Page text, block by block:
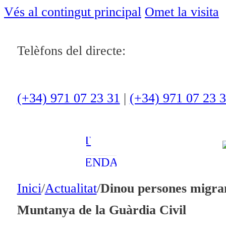
Vés al contingut principal Omet la visita
Telèfons del directe:
(+34) 971 07 23 31 | (+34) 971 07 23
ACTUALITAT
OCI
ENTREVISTES
AMBIENT
AGENDA
En directe
A la Carta
Inici/Actualitat/Dinou persones
Muntanya de la Guàrdia Civil